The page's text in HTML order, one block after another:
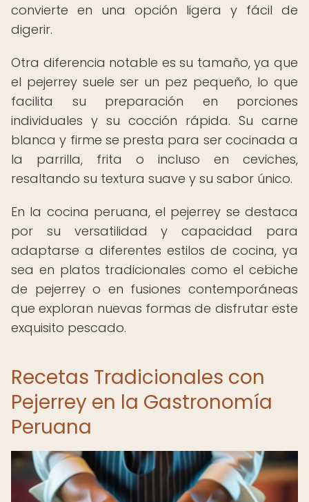
convierte en una opción ligera y fácil de
digerir.
Otra diferencia notable es su tamaño, ya que
el pejerrey suele ser un pez pequeño, lo que
facilita su preparación en porciones
individuales y su cocción rápida. Su carne
blanca y firme se presta para ser cocinada a
la parrilla, frita o incluso en ceviches,
resaltando su textura suave y su sabor único.
En la cocina peruana, el pejerrey se destaca
por su versatilidad y capacidad para
adaptarse a diferentes estilos de cocina, ya
sea en platos tradicionales como el cebiche
de pejerrey o en fusiones contemporáneas
que exploran nuevas formas de disfrutar este
exquisito pescado.
Recetas Tradicionales con
Pejerrey en la Gastronomía
Peruana